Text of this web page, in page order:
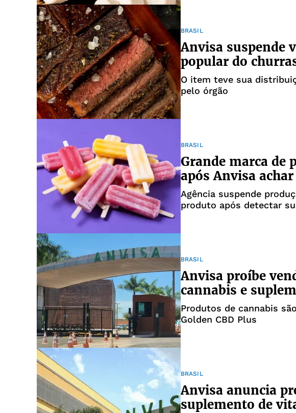
BRASIL
Anvisa suspende
popular do
O item teve sua
pelo órgão
BRASIL
Grande marca de
após Anvisa
Agência suspende
produto após detectar
BRASIL
Anvisa proíbe
cannabis e
Produtos de cannabis
Golden CBD Plus
BRASIL
Anvisa anuncia
suplemento de